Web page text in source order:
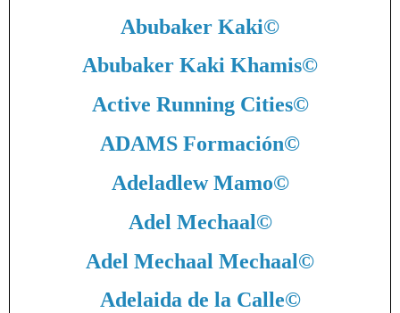
Abubaker Kaki©
Abubaker Kaki Khamis©
Active Running Cities©
ADAMS Formación©
Adeladlew Mamo©
Adel Mechaal©
Adel Mechaal Mechaal©
Adelaida de la Calle©